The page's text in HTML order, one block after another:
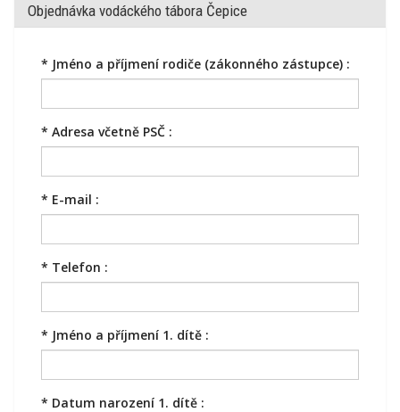
Objednávka vodáckého tábora Čepice
* Jméno a příjmení rodiče (zákonného zástupce) :
* Adresa včetně PSČ :
* E-mail :
* Telefon :
* Jméno a příjmení 1. dítě :
* Datum narození 1. dítě :